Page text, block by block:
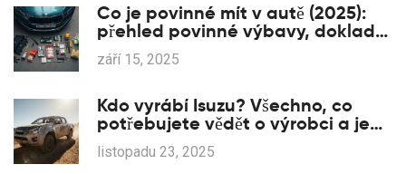
Co je povinné mít v autě (2025):
přehled povinné výbavy, dokladů
a pokut
září 15, 2025
Kdo vyrábí Isuzu? Všechno, co
potřebujete vědět o výrobci a jeho
vztahu k Opelu
listopadu 23, 2025